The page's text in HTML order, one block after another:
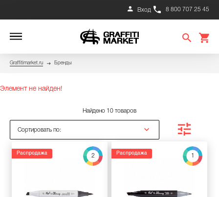
8 800 707 25 45
Вход
Graffitimarket.ru Бренды
Элемент не найден!
Найдено 10 товаров
Сортировать по:
2
Распродажа 1
Распродажа